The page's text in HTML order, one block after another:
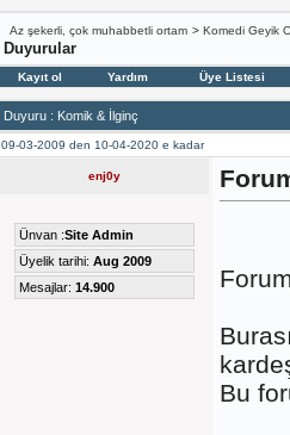
Az şekerli, çok muhabbetli ortam > Komedi Geyik
Duyurular
Kayıt ol Yardım Üye Listesi
Duyuru : Komik & İlginç
09-03-2009 den 10-04-2020 e kadar
enj0y
Ünvan :Site Admin
Üyelik tarihi: Aug 2009
Mesajlar: 14.900
Bu